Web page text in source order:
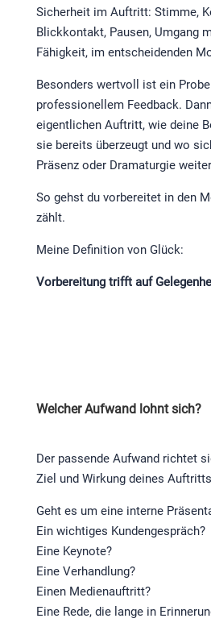
Sicherheit im Auftritt: Stimme,
Blickkontakt, Pausen, Umgang
Fähigkeit, im entscheidenden
Besonders wertvoll ist ein
professionellem Feedback.
eigentlichen Auftritt, wie deine
sie bereits überzeugt und wo
Präsenz oder Dramaturgie
So gehst du vorbereitet in den
zählt.
Meine Definition von Glück:
Vorbereitung trifft auf
Welcher Aufwand lohnt sich?
Der passende Aufwand richtet
Ziel und Wirkung deines
Geht es um eine interne
Ein wichtiges Kundengespräch?
Eine Keynote?
Eine Verhandlung?
Einen Medienauftritt?
Eine Rede, die lange in